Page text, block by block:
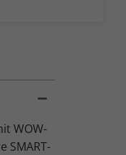
WOW-
SMART-